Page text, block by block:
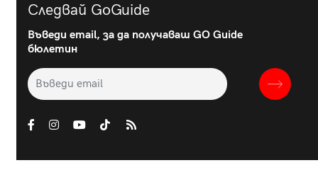
Следвай GoGuide
Въведи email, за да получаваш GO Guide
бюлетин